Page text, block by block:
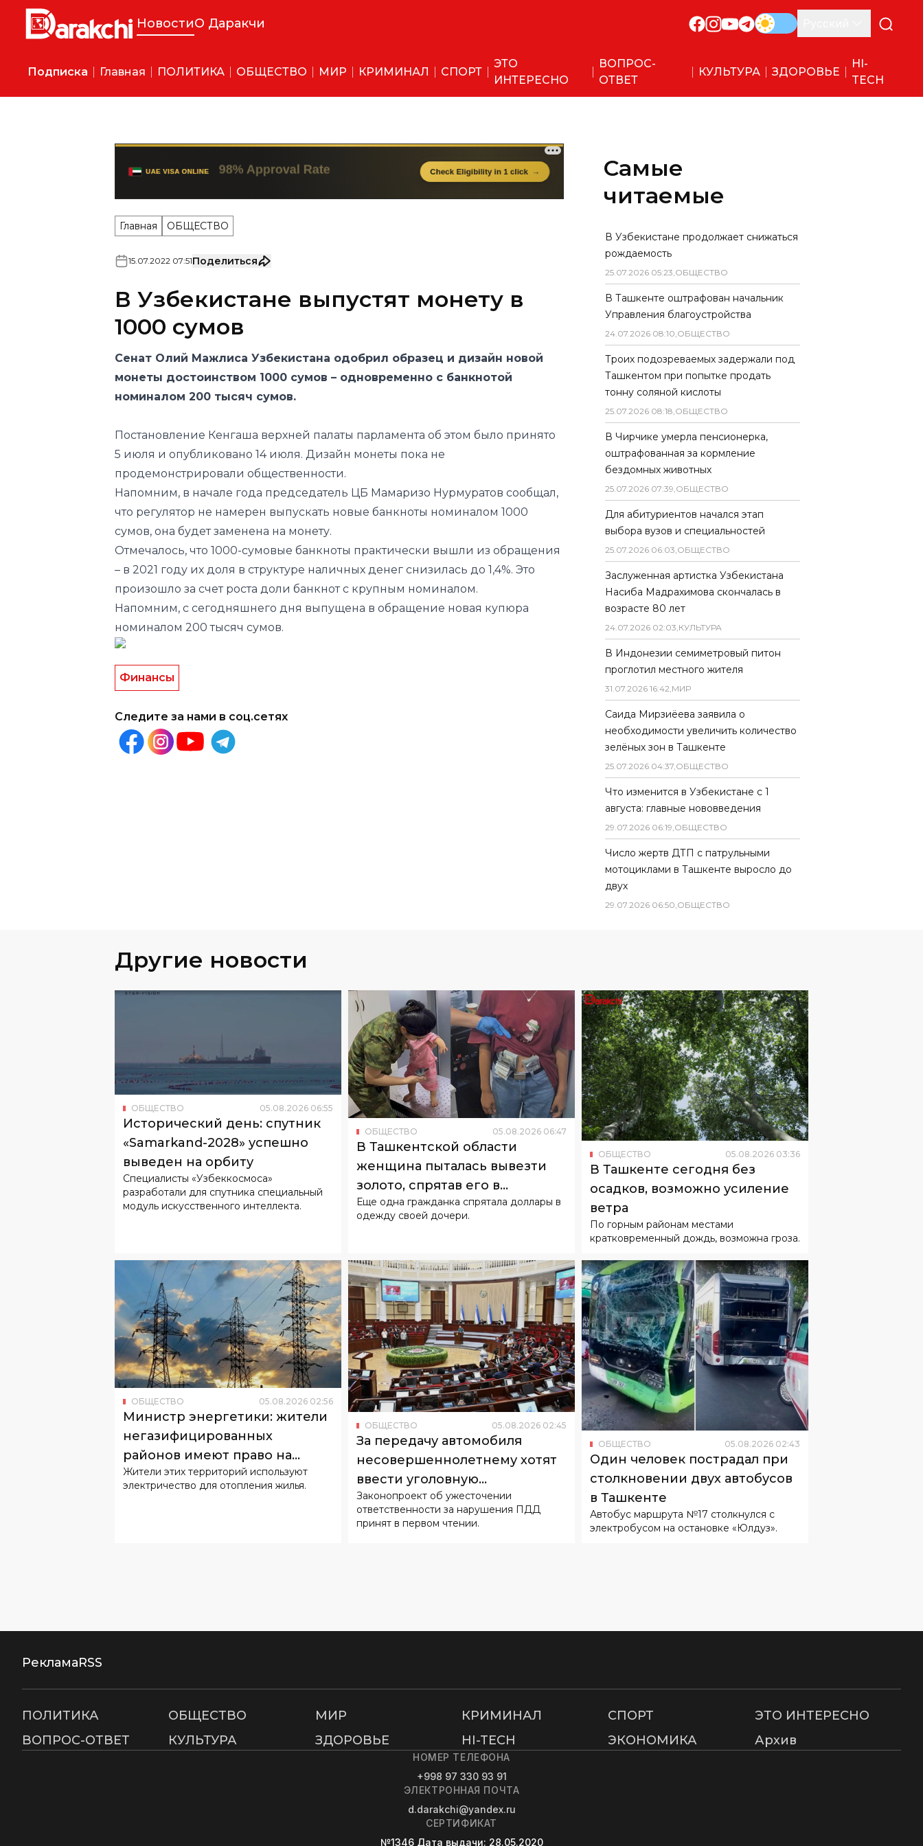
НовостиО Даракчи
Подписка Главная ПОЛИТИКА ОБЩЕСТВО МИР КРИМИНАЛ СПОРТ
ЭТО
ИНТЕРЕСНО
ВОПРОС-
ОТВЕТ
КУЛЬТУРА ЗДОРОВЬЕ
HI-
TECH
Главная ОБЩЕСТВО
15 07 2022 07:51Поделиться
В Узбекистане выпустят монету в
1000 сумов
Сенат Олий Мажлиса Узбекистана одобрил образец и дизайн новой
монеты достоинством 1000 сумов – одновременно с банкнотой
номиналом 200 тысяч сумов.
Постановление Кенгаша верхней палаты парламента об этом было принято
5 июля и опубликовано 14 июля. Дизайн монеты пока не
продемонстрировали общественности.
Напомним, в начале года председатель ЦБ Мамаризо Нурмуратов сообщал,
что регулятор не намерен выпускать новые банкноты номиналом 1000
сумов, она будет заменена на монету.
Отмечалось, что 1000-сумовые банкноты практически вышли из обращения
– в 2021 году их доля в структуре наличных денег снизилась до 1,4%. Это
произошло за счет роста доли банкнот с крупным номиналом.
Напомним, с сегодняшнего дня выпущена в обращение новая купюра
номиналом 200 тысяч сумов.
Финансы
Следите за нами в соц.сетях
Самые
читаемые
В Узбекистане продолжает снижаться
рождаемость
25.07.2026 05:23,ОБЩЕСТВО
В Ташкенте оштрафован начальник
Управления благоустройства
24.07.2026 08:10,ОБЩЕСТВО
Троих подозреваемых задержали под
Ташкентом при попытке продать
тонну соляной кислоты
25.07.2026 08:18,ОБЩЕСТВО
В Чирчике умерла пенсионерка,
оштрафованная за кормление
бездомных животных
25.07.2026 07:39,ОБЩЕСТВО
Для абитуриентов начался этап
выбора вузов и специальностей
25.07.2026 06:03,ОБЩЕСТВО
Заслуженная артистка Узбекистана
Насиба Мадрахимова скончалась в
возрасте 80 лет
24.07.2026 02:03,КУЛЬТУРА
В Индонезии семиметровый питон
проглотил местного жителя
31.07.2026 16:42,МИР
Саида Мирзиёева заявила о
необходимости увеличить количество
зелёных зон в Ташкенте
25.07.2026 04:37,ОБЩЕСТВО
Что изменится в Узбекистане с 1
августа: главные нововведения
29.07.2026 06:19,ОБЩЕСТВО
Число жертв ДТП с патрульными
мотоциклами в Ташкенте выросло до
двух
29.07.2026 06:50,ОБЩЕСТВО
Другие новости
ОБЩЕСТВО 05.08.2026 06:55
Исторический день: спутник
«Samarkand-2028» успешно
выведен на орбиту
Специалисты «Узбеккосмоса»
разработали для спутника специальный
модуль искусственного интеллекта.
ОБЩЕСТВО 05.08.2026 06:47
В Ташкентской области
женщина пыталась вывезти
золото, спрятав его в
подгузнике ребенка
Еще одна гражданка спрятала доллары в
одежду своей дочери.
ОБЩЕСТВО 05.08.2026 03:36
В Ташкенте сегодня без
осадков, возможно усиление
ветра
По горным районам местами
кратковременный дождь, возможна гроза.
ОБЩЕСТВО 05.08.2026 02:56
Министр энергетики: жители
негазифицированных
районов имеют право на
льготный тариф
Жители этих территорий используют
электричество для отопления жилья.
ОБЩЕСТВО 05.08.2026 02:45
За передачу автомобиля
несовершеннолетнему хотят
ввести уголовную
ответственность
Законопроект об ужесточении
ответственности за нарушения ПДД
принят в первом чтении.
ОБЩЕСТВО 05.08.2026 02:43
Один человек пострадал при
столкновении двух автобусов
в Ташкенте
Автобус маршрута №17 столкнулся с
электробусом на остановке «Юлдуз».
РекламаRSS
ПОЛИТИКА ОБЩЕСТВО МИР КРИМИНАЛ СПОРТ
ЭТО ИНТЕРЕСНО
ВОПРОС-ОТВЕТ
КУЛЬТУРА ЗДОРОВЬЕ HI-TECH ЭКОНОМИКА Архив
НОМЕР ТЕЛЕФОНА
+998 97 330 93 91
ЭЛЕКТРОННАЯ ПОЧТА
d.darakchi@yandex.ru
СЕРТИФИКАТ
№1346 Дата выдачи: 28.05.2020